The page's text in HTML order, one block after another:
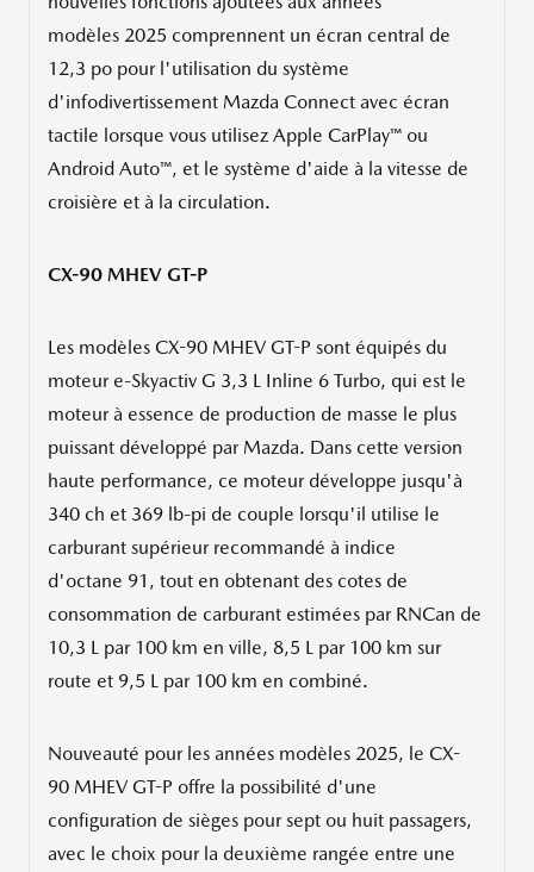
modèles 2025 comprennent un écran central de
12,3 po pour l'utilisation du système
d'infodivertissement Mazda Connect avec écran
tactile lorsque vous utilisez Apple CarPlay™ ou
Android Auto™, et le système d'aide à la vitesse de
croisière et à la circulation.
CX-90 MHEV GT-P
Les modèles CX-90 MHEV GT-P sont équipés du
moteur e-Skyactiv G 3,3 L Inline 6 Turbo, qui est le
moteur à essence de production de masse le plus
puissant développé par Mazda. Dans cette version
haute performance, ce moteur développe jusqu'à
340 ch et 369 lb-pi de couple lorsqu'il utilise le
carburant supérieur recommandé à indice
d'octane 91, tout en obtenant des cotes de
consommation de carburant estimées par RNCan de
10,3 L par 100 km en ville, 8,5 L par 100 km sur
route et 9,5 L par 100 km en combiné.
Nouveauté pour les années modèles 2025, le CX-
90 MHEV GT-P offre la possibilité d'une
configuration de sièges pour sept ou huit passagers,
avec le choix pour la deuxième rangée entre une